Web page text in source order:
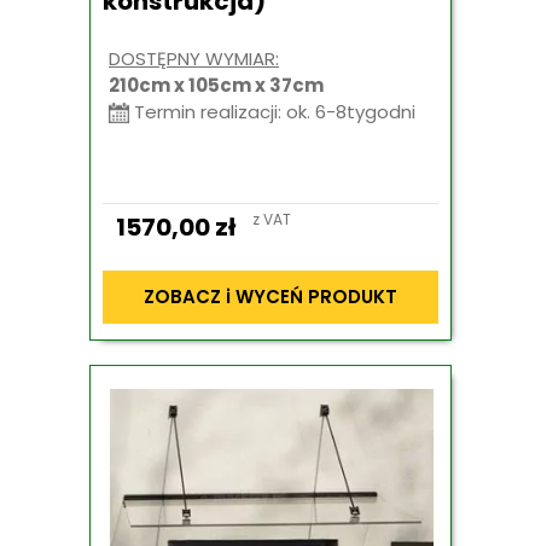
DOSTĘPNY WYMIAR:
210cm x 105cm x 37cm
Termin realizacji: ok. 6-8tygodni
1570,00zł z VAT
ZOBACZ i WYCEŃ PRODUKT